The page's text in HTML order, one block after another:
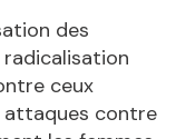
des
ceux
attaques contre